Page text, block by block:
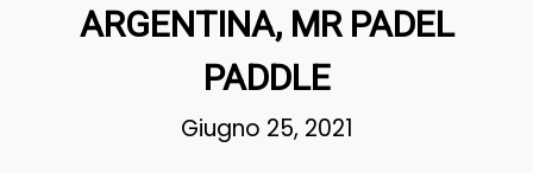
ARGENTINA, MR PADEL
PADDLE
Giugno 25, 2021